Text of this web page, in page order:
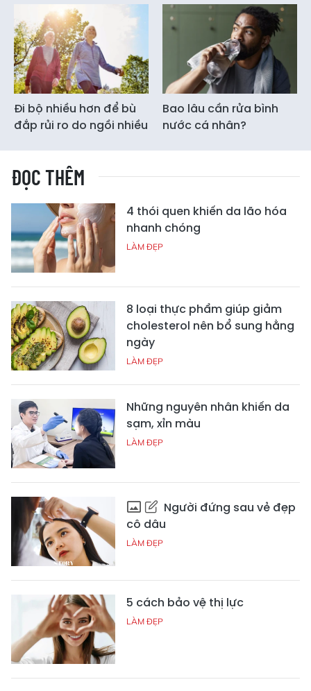
Đi bộ nhiều hơn để bù
đắp rủi ro do ngồi nhiều
Bao lâu cần rửa bình
nước cá nhân?
ĐỌC THÊM
4 thói quen khiến da lão hóa
nhanh chóng
LÀM ĐẸP
8 loại thực phẩm giúp giảm
cholesterol nên bổ sung hằng
ngày
LÀM ĐẸP
Những nguyên nhân khiến da
sạm, xỉn màu
LÀM ĐẸP
Người đứng sau vẻ đẹp
cô dâu
LÀM ĐẸP
5 cách bảo vệ thị lực
LÀM ĐẸP